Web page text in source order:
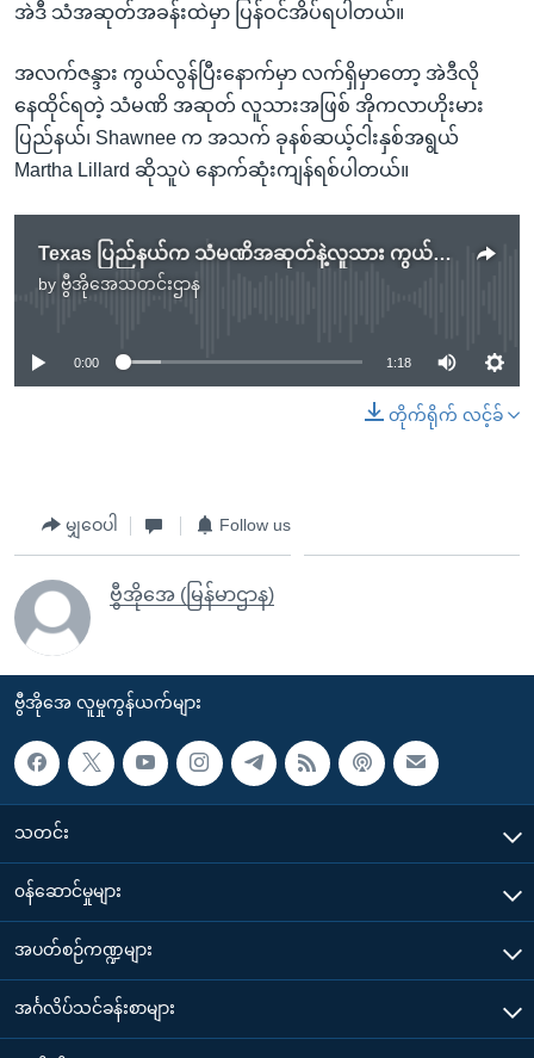
အဲဒီ သံအဆုတ်အခန်းထဲမှာ ပြန်ဝင်အိပ်ရပါတယ်။
အလက်ဇန္ဒား ကွယ်လွန်ပြီးနောက်မှာ လက်ရှိမှာတော့ အဲဒီလို
နေထိုင်ရတဲ့ သံမဏိ အဆုတ် လူသားအဖြစ် အိုကလာဟိုးမား
ပြည်နယ်၊ Shawnee က အသက် ခုနစ်ဆယ့်ငါးနှစ်အရွယ်
Martha Lillard ဆိုသူပဲ နောက်ဆုံးကျန်ရစ်ပါတယ်။
Texas ပြည်နယ်က သံမဏိအဆုတ်နဲ့လူသား ကွယ်လွန်
by ဗွီအိုအေသတင်းဌာန
No media source currently available
0:00 1:18
တိုက်ရိုက် လင့်ခ်
မျှဝေပါ Follow us
ဗွီအိုအေ (မြန်မာဌာန)
ဗွီအိုအေ လူမှုကွန်ယက်များ
သတင်း
၀န်ဆောင်မှုများ
အပတ်စဉ်ကဏ္ဍများ
အင်္ဂလိပ်သင်ခန်းစာများ